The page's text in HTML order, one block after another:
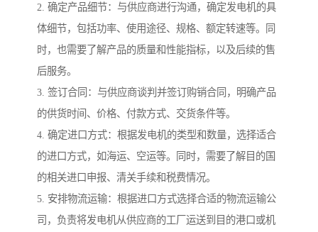
2. 确定产品细节：与供应商进行沟通，确定发电机的具
体细节，包括功率、使用途径、规格、额定转速等。同
时，也需要了解产品的质量和性能指标，以及后续的售
后服务。
3. 签订合同：与供应商谈判并签订购销合同，明确产品
的供货时间、价格、付款方式、交货条件等。
4. 确定进口方式：根据发电机的类型和数量，选择适合
的进口方式，如海运、空运等。同时，需要了解目的国
的相关进口申报、清关手续和税费情况。
5. 安排物流运输：根据进口方式选择合适的物流运输公
司，负责将发电机从供应商的工厂运送到目的港口或机